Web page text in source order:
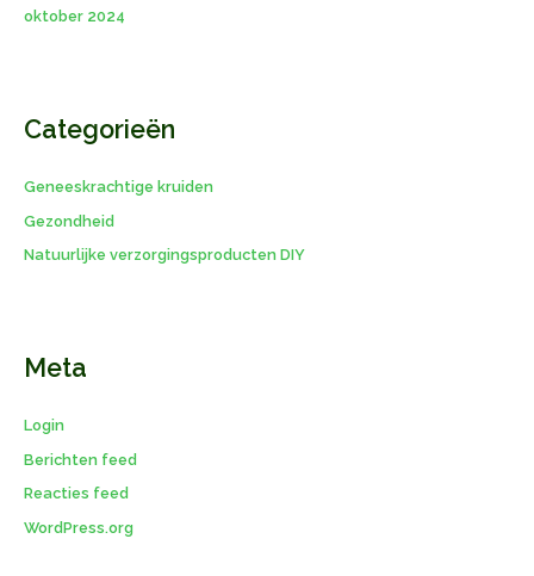
oktober 2024
Categorieën
Geneeskrachtige kruiden
Gezondheid
Natuurlijke verzorgingsproducten DIY
Meta
Login
Berichten feed
Reacties feed
WordPress.org